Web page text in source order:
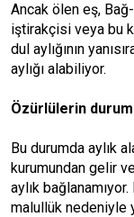
Ancak ölen eş,
iştirakçisi veya bu
dul aylığının
aylığı alabiliyor.
Özürlülerin
Bu durumda aylık
kurumundan gelir
aylık
malullük nedeniyle